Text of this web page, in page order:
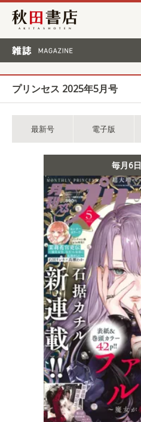
秋田書店
プリンセス 2025年5月号
最新号 電子版
毎月6日